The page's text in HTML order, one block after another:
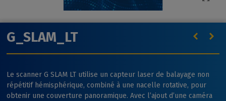
G_SLAM_LT
Le scanner G SLAM LT utilise un capteur laser de balayage non
répétitif hémisphérique, combiné à une nacelle rotative, pour
obtenir une couverture panoramique. Avec l’ajout d’une caméra